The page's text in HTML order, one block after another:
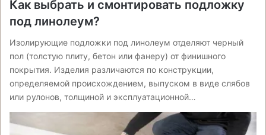
Как выбрать и смонтировать подложку
под линолеум?
Изолирующие подложки под линолеум отделяют черный
пол (толстую плиту, бетон или фанеру) от финишного
покрытия. Изделия различаются по конструкции,
определяемой происхождением, выпуском в виде слябов
или рулонов, толщиной и эксплуатационной…